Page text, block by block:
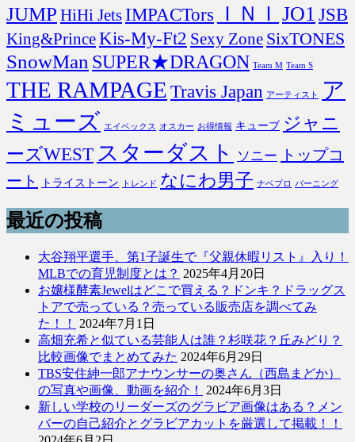
JUMP HiHi JetsIMPACTors ＩＮＩ JO1 JSB
King&PrinceKis-My-Ft2 Sexy Zone SixTONES
SnowMan SUPER★DRAGON Team M Team S
THE RAMPAGETravis Japan アーティスト
ア
ミューズ エイベックス オスカー お得情報 キューブ ジャニ
ーズWEST スターダスト ソニー
トップコ
ート
トライストーン トレンド なにわ男子 ナベプロ バーニング
最近の投稿
大谷翔平選手、第1子誕生で『父親休暇リスト』入り！
MLBでの育児制度とは？ 2025年4月20日
お嬢様酵素Jewelはどこで買える？ドンキ？ドラッグス
トアで売っている？売っている販売店を調べてみ
た！！
2024年7月1日
高畑充希と似ている芸能人は誰？杉咲花？丘みどり？
比較画像でまとめてみた 2024年6月29日
TBS安住紳一郎アナウンサーの奥さん（西島まどか）
の写真や画像、動画を紹介！
2024年6月3日
新しい学校のリーダーズのグラビア画像はある？メン
バーの自己紹介とグラビアカットを厳選して掲載！！